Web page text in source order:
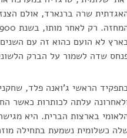
שרה ברנארד, אולם
לא הועם כהוא זה עם
שדה לשמור על הברק
הראשי ג'ואנה פלד,
עלתה לכותרות כאשר
בארצות הברית. היא
כשלומית נשמעת בתחילה